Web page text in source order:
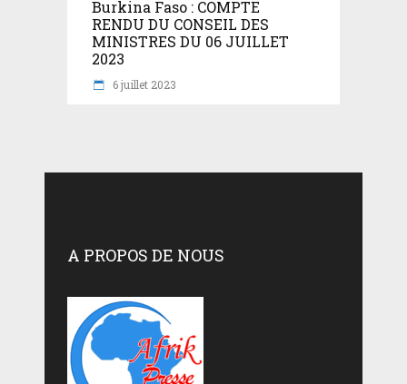
Burkina Faso : COMPTE
RENDU DU CONSEIL DES
MINISTRES DU 06 JUILLET
2023
6 juillet 2023
A PROPOS DE NOUS